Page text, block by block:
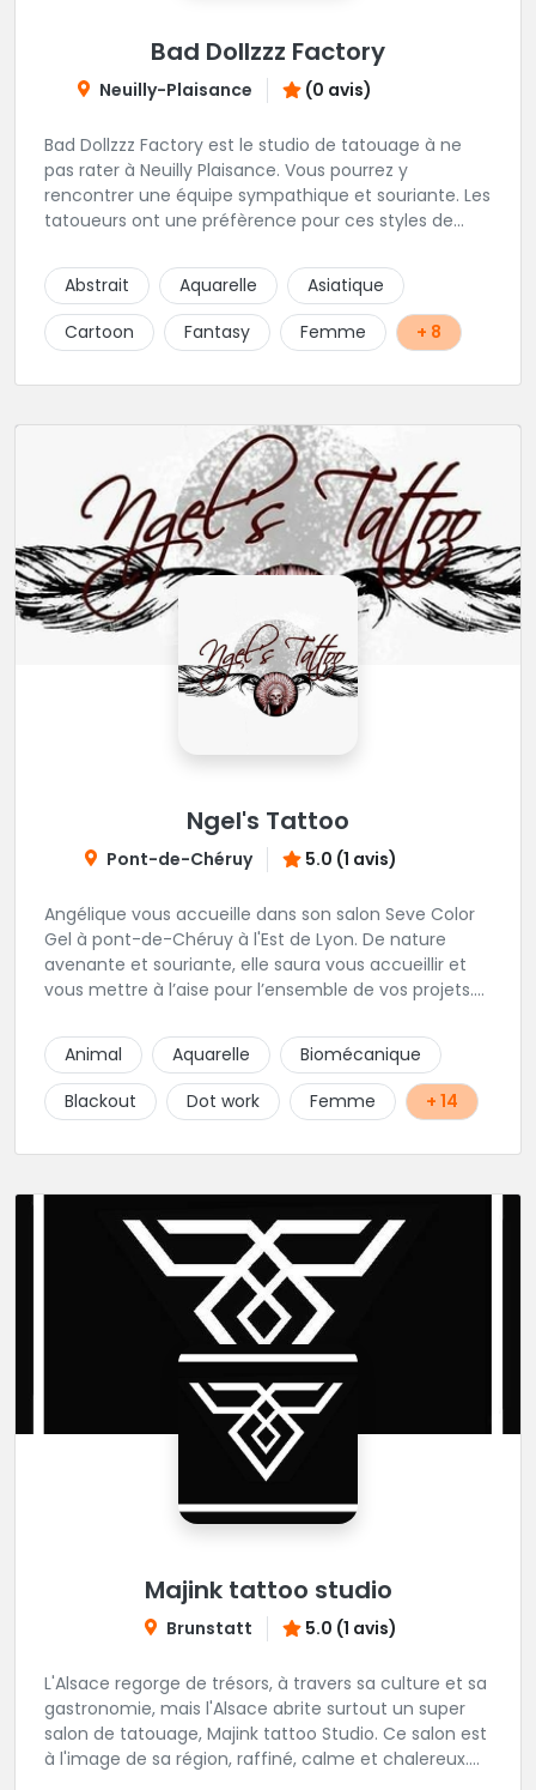
Bad Dollzzz Factory
Neuilly-Plaisance (0 avis)
Bad Dollzzz Factory est le studio de tatouage à ne
pas rater à Neuilly Plaisance. Vous pourrez y
rencontrer une équipe sympathique et souriante. Les
tatoueurs ont une préfèrence pour ces styles de
culture et traits fins. Foncez !
Abstrait Aquarelle
Asiatique
Cartoon
Fantasy Femme + 8
Ngel's Tattoo
Pont-de-Chéruy 5.0 (1 avis)
Angélique vous accueille dans son salon Seve Color
Gel à pont-de-Chéruy à l'Est de Lyon. De nature
avenante et souriante, elle saura vous accueillir et
vous mettre à l’aise pour l’ensemble de vos projets.
tatouages allant des calligraphies, motifs floraux au
réalisme.
Animal Aquarelle
Biomécanique
Blackout
Dot work Femme + 14
Majink tattoo studio
Brunstatt 5.0 (1 avis)
L'Alsace regorge de trésors, à travers sa culture et sa
gastronomie, mais l'Alsace abrite surtout un super
salon de tatouage, Majink tattoo Studio. Ce salon est
à l'image de sa région, raffiné, calme et chalereux.